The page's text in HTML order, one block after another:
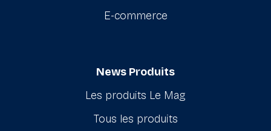
E-commerce
News Produits
Les produits Le Mag
Tous les produits